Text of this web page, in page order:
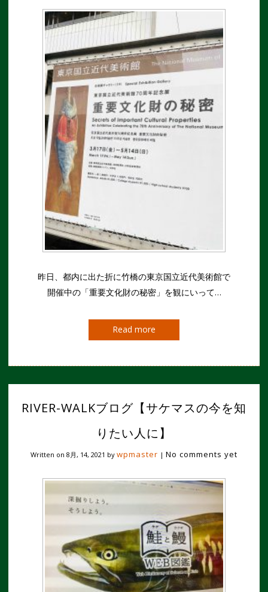
昨日、都内に出た折に竹橋の東京国立近代美術館で
開催中の「重要文化財の秘密」を観にいって…
Read more
RIVER-WALKブログ【サケマスの今を知
りたい人に】
Written on 8月, 14, 2021 by wpmaster | No comments yet